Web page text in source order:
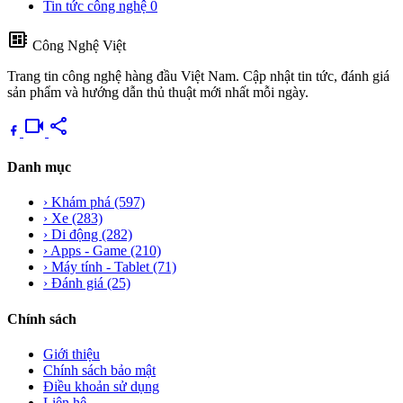
Tin tức công nghệ 0
developer_board Công Nghệ Việt
Trang tin công nghệ hàng đầu Việt Nam. Cập nhật tin tức, đánh giá
sản phẩm và hướng dẫn thủ thuật mới nhất mỗi ngày.
videocam share
Danh mục
› Khám phá (597)
› Xe (283)
› Di động (282)
› Apps - Game (210)
› Máy tính - Tablet (71)
› Đánh giá (25)
Chính sách
Giới thiệu
Chính sách bảo mật
Điều khoản sử dụng